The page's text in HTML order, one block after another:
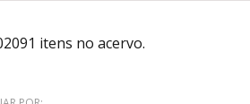
itens no acervo.